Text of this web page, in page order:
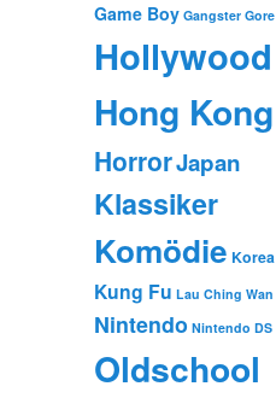
Game Boy Gangster Gore
Hollywood
Hong Kong
HorrorJapan
Klassiker
Komödie Korea
Kung Fu Lau Ching Wan
Nintendo Nintendo DS
Oldschool